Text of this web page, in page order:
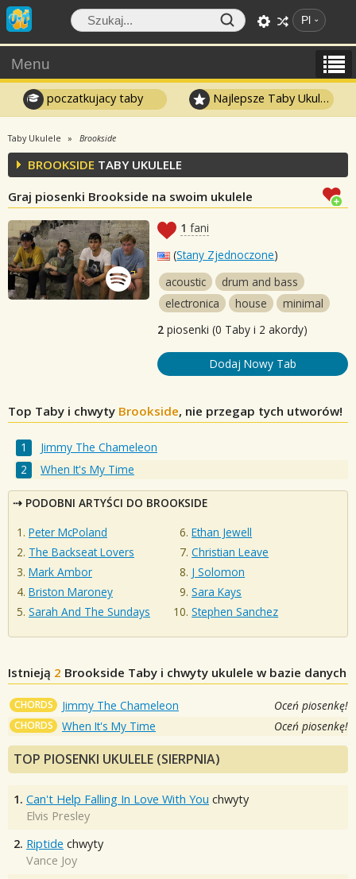
Pl
Menu
poczatkujacy taby Najlepsze Taby Ukulele
Taby Ukulele Brookside
BROOKSIDE TABY UKULELE
Graj piosenki Brookside na swoim ukulele
1 fani
(Stany Zjednoczone)
acoustic
drum and bass
electronica
house
minimal
2 piosenki (0 Taby i 2 akordy)
Dodaj Nowy Tab
Top Taby i chwyty Brookside, nie przegap tych utworów!
Jimmy The Chameleon
When It's My Time
PODOBNI ARTYŚCI DO BROOKSIDE
Peter McPoland
The Backseat Lovers
Mark Ambor
Briston Maroney
Sarah And The Sundays
Ethan Jewell
Christian Leave
J Solomon
Sara Kays
Stephen Sanchez
Istnieją 2 Brookside Taby i chwyty ukulele w bazie danych
CHORDS Jimmy The Chameleon Oceń piosenkę!
CHORDS When It's My Time Oceń piosenkę!
TOP PIOSENKI UKULELE (SIERPNIA)
1. Can't Help Falling In Love With You chwyty
Elvis Presley
2. Riptide chwyty
Vance Joy